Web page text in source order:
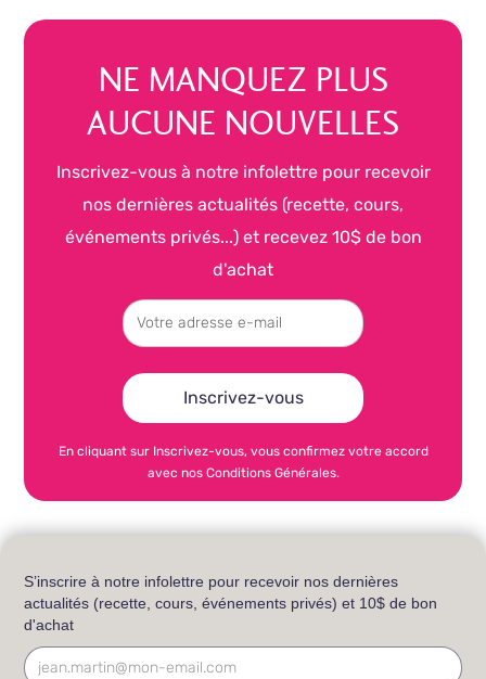
NE MANQUEZ PLUS
AUCUNE NOUVELLES
Inscrivez-vous à notre infolettre pour recevoir
nos dernières actualités (recette, cours,
événements privés...) et recevez 10$ de bon
d'achat
En cliquant sur Inscrivez-vous, vous confirmez votre accord
avec nos Conditions Générales.
S’inscrire à notre infolettre pour recevoir nos dernières
actualités (recette, cours, événements privés) et 10$ de bon
d'achat